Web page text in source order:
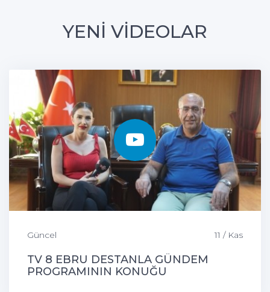
YENİ VİDEOLAR
Güncel 11 / Kas
TV 8 EBRU DESTANLA GÜNDEM
PROGRAMININ KONUĞU